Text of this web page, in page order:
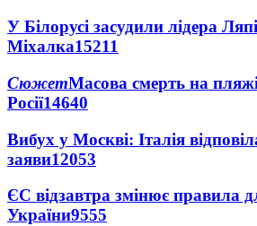
У Білорусі засудили лідера
Міхалка15211
СюжетМасова смерть на
Росії14640
Вибух у Москві: Італія
заяви12053
ЄС відзавтра змінює правила
України9555